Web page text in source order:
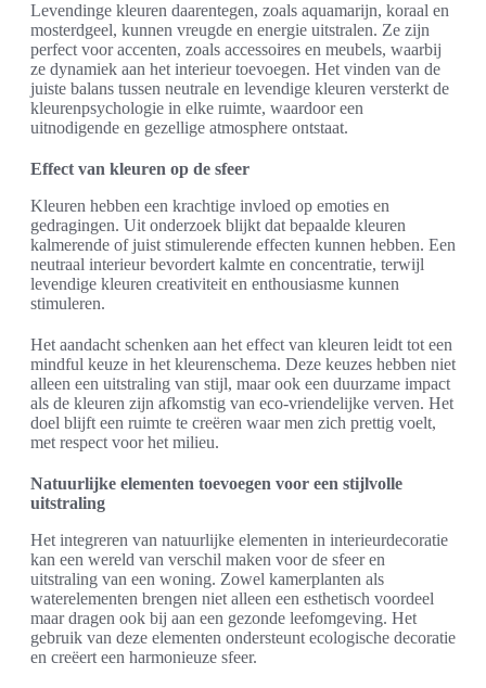
Levendinge kleuren daarentegen, zoals aquamarijn, koraal en
mosterdgeel, kunnen vreugde en energie uitstralen. Ze zijn
perfect voor accenten, zoals accessoires en meubels, waarbij
ze dynamiek aan het interieur toevoegen. Het vinden van de
juiste balans tussen neutrale en levendige kleuren versterkt de
kleurenpsychologie in elke ruimte, waardoor een
uitnodigende en gezellige atmosphere ontstaat.
Effect van kleuren op de sfeer
Kleuren hebben een krachtige invloed op emoties en
gedragingen. Uit onderzoek blijkt dat bepaalde kleuren
kalmerende of juist stimulerende effecten kunnen hebben. Een
neutraal interieur bevordert kalmte en concentratie, terwijl
levendige kleuren creativiteit en enthousiasme kunnen
stimuleren.
Het aandacht schenken aan het effect van kleuren leidt tot een
mindful keuze in het kleurenschema. Deze keuzes hebben niet
alleen een uitstraling van stijl, maar ook een duurzame impact
als de kleuren zijn afkomstig van eco-vriendelijke verven. Het
doel blijft een ruimte te creëren waar men zich prettig voelt,
met respect voor het milieu.
Natuurlijke elementen toevoegen voor een stijlvolle
uitstraling
Het integreren van natuurlijke elementen in interieurdecoratie
kan een wereld van verschil maken voor de sfeer en
uitstraling van een woning. Zowel kamerplanten als
waterelementen brengen niet alleen een esthetisch voordeel
maar dragen ook bij aan een gezonde leefomgeving. Het
gebruik van deze elementen ondersteunt ecologische decoratie
en creëert een harmonieuze sfeer.